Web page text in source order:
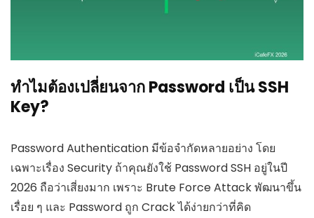
ทำไมต้องเปลี่ยนจาก Password เป็น SSH
Key?
Password Authentication มีข้อจำกัดหลายอย่าง โดย
เฉพาะเรื่อง Security ถ้าคุณยังใช้ Password SSH อยู่ในปี
2026 ถือว่าเสี่ยงมาก เพราะ Brute Force Attack พัฒนาขึ้น
เรื่อย ๆ และ Password ถูก Crack ได้ง่ายกว่าที่คิด